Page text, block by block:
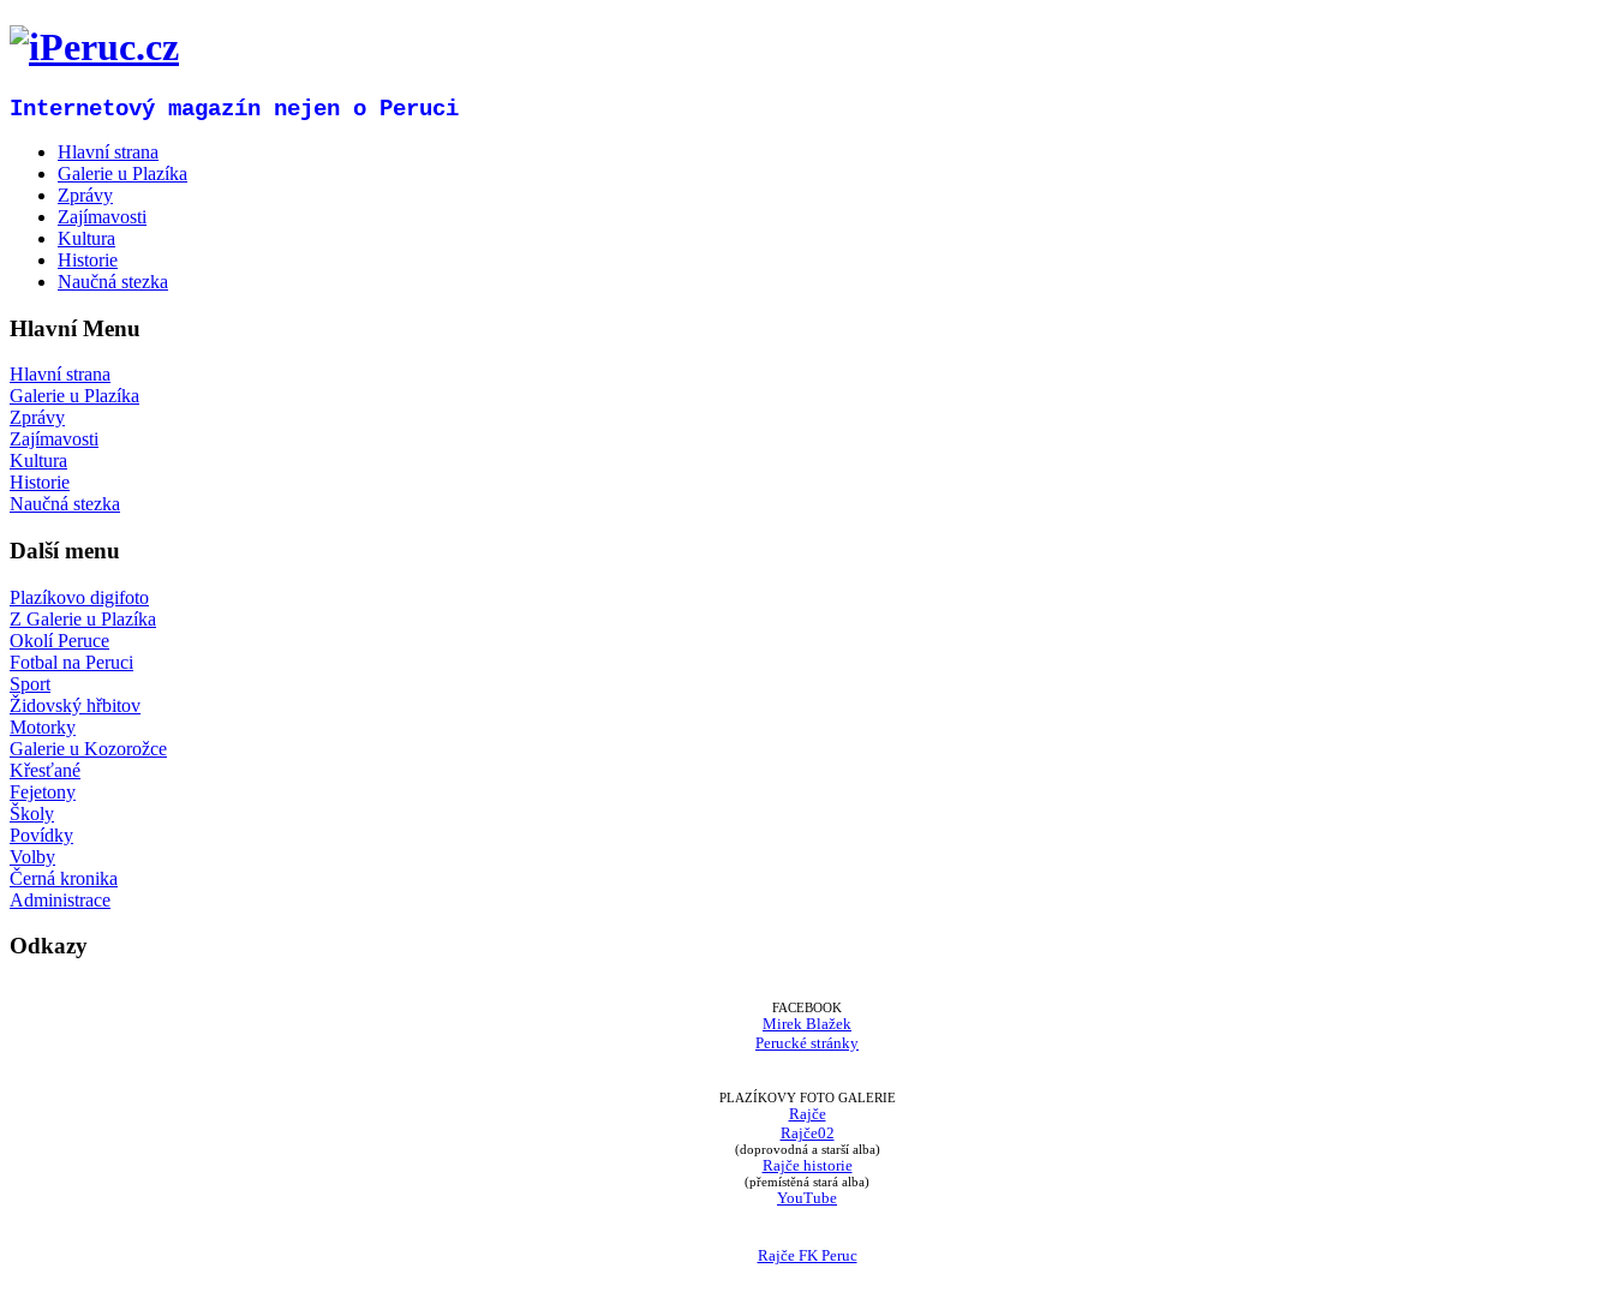
Internetový magazín nejen o Peruci
Hlavní strana
Galerie u Plazíka
Zprávy
Zajímavosti
Kultura
Historie
Naučná stezka
Hlavní Menu
Hlavní strana
Galerie u Plazíka
Zprávy
Zajímavosti
Kultura
Historie
Naučná stezka
Další menu
Plazíkovo digifoto
Z Galerie u Plazíka
Okolí Peruce
Fotbal na Peruci
Sport
Židovský hřbitov
Motorky
Galerie u Kozorožce
Křesťané
Fejetony
Školy
Povídky
Volby
Černá kronika
Administrace
Odkazy
FACEBOOK
Mirek Blažek
Perucké stránky
PLAZÍKOVY FOTO GALERIE
Rajče
Rajče02
(doprovodná a starší alba)
Rajče historie
(přemístěná stará alba)
YouTube
Rajče FK Peruc